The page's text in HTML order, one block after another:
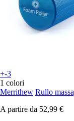
+-3
1 colori
Merrithew Rullo
A partire da 52,99 €